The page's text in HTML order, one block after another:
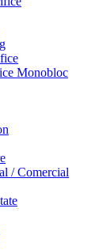
Monobloc
/ Comercial